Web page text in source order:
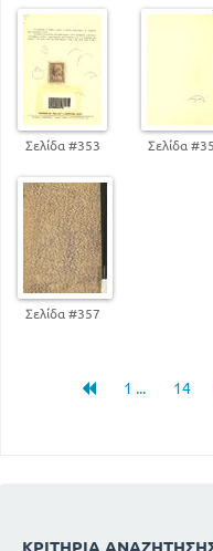
Σελίδα #353 Σελίδα
Σελίδα #357
1 ... 14